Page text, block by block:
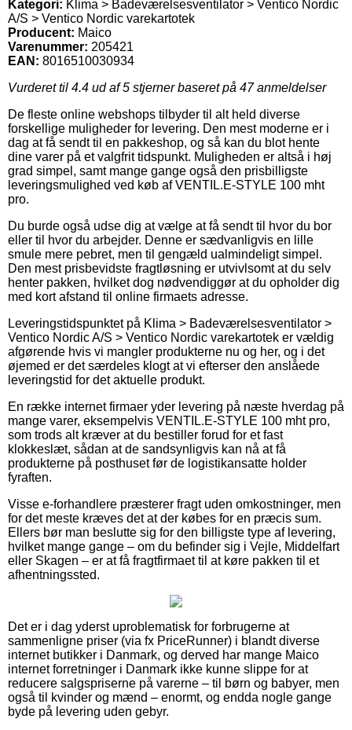
Kategori: Klima > Badeværelsesventilator > Ventico Nordic
A/S > Ventico Nordic varekartotek
Producent: Maico
Varenummer: 205421
EAN: 8016510030934
Vurderet til 4.4 ud af 5 stjerner baseret på 47anmeldelser
De fleste online webshops tilbyder til alt held diverse
forskellige muligheder for levering. Den mest moderne er i
dag at få sendt til en pakkeshop, og så kan du blot hente
dine varer på et valgfrit tidspunkt. Muligheden er altså i høj
grad simpel, samt mange gange også den prisbilligste
leveringsmulighed ved køb af VENTIL.E-STYLE 100 mht
pro.
Du burde også udse dig at vælge at få sendt til hvor du bor
eller til hvor du arbejder. Denne er sædvanligvis en lille
smule mere pebret, men til gengæld ualmindeligt simpel.
Den mest prisbevidste fragtløsning er utvivlsomt at du selv
henter pakken, hvilket dog nødvendiggør at du opholder dig
med kort afstand til online firmaets adresse.
Leveringstidspunktet på Klima > Badeværelsesventilator >
Ventico Nordic A/S > Ventico Nordic varekartotek er vældig
afgørende hvis vi mangler produkterne nu og her, og i det
øjemed er det særdeles klogt at vi efterser den anslåede
leveringstid for det aktuelle produkt.
En række internet firmaer yder levering på næste hverdag på
mange varer, eksempelvis VENTIL.E-STYLE 100 mht pro,
som trods alt kræver at du bestiller forud for et fast
klokkeslæt, sådan at de sandsynligvis kan nå at få
produkterne på posthuset før de logistikansatte holder
fyraften.
Visse e-forhandlere præsterer fragt uden omkostninger, men
for det meste kræves det at der købes for en præcis sum.
Ellers bør man beslutte sig for den billigste type af levering,
hvilket mange gange – om du befinder sig i Vejle, Middelfart
eller Skagen – er at få fragtfirmaet til at køre pakken til et
afhentningssted.
Det er i dag yderst uproblematisk for forbrugerne at
sammenligne priser (via fx PriceRunner) i blandt diverse
internet butikker i Danmark, og derved har mange Maico
internet forretninger i Danmark ikke kunne slippe for at
reducere salgspriserne på varerne – til børn og babyer, men
også til kvinder og mænd – enormt, og endda nogle gange
byde på levering uden gebyr.